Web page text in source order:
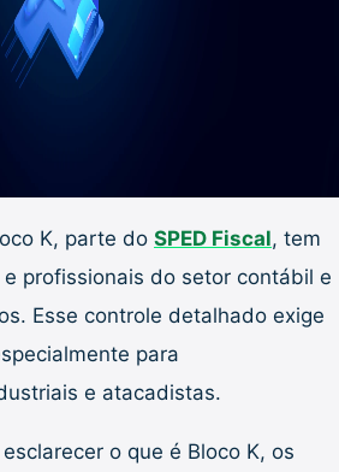
K, parte do SPED Fiscal, tem
profissionais do setor contábil e
Esse controle detalhado exige
para
e atacadistas.
o que é Bloco K, os